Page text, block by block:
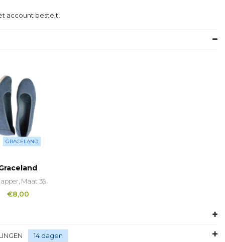
account bestelt.
GRACELAND
Maat 39
€8,00
14 dagen